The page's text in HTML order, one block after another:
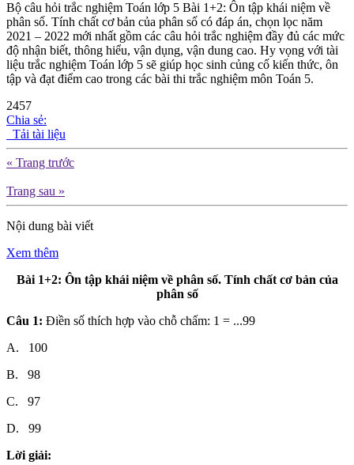
Bộ câu hỏi trắc nghiệm Toán lớp 5 Bài 1+2: Ôn tập khái niệm về
phân số. Tính chất cơ bản của phân số có đáp án, chọn lọc năm
2021 – 2022 mới nhất gồm các câu hỏi trắc nghiệm đầy đủ các mức
độ nhận biết, thông hiểu, vận dụng, vận dung cao. Hy vọng với tài
liệu trắc nghiệm Toán lớp 5 sẽ giúp học sinh củng cố kiến thức, ôn
tập và đạt điểm cao trong các bài thi trắc nghiệm môn Toán 5.
2457
Chia sẻ:
Tải tài liệu
« Trang trước
Trang sau »
Nội dung bài viết
Xem thêm
Bài 1+2: Ôn tập khái niệm về phân số. Tính chất cơ bản của
phân số
Câu 1: Điền số thích hợp vào chỗ chấm: 1 = ...99
A. 100
B. 98
C. 97
D. 99
Lời giải: